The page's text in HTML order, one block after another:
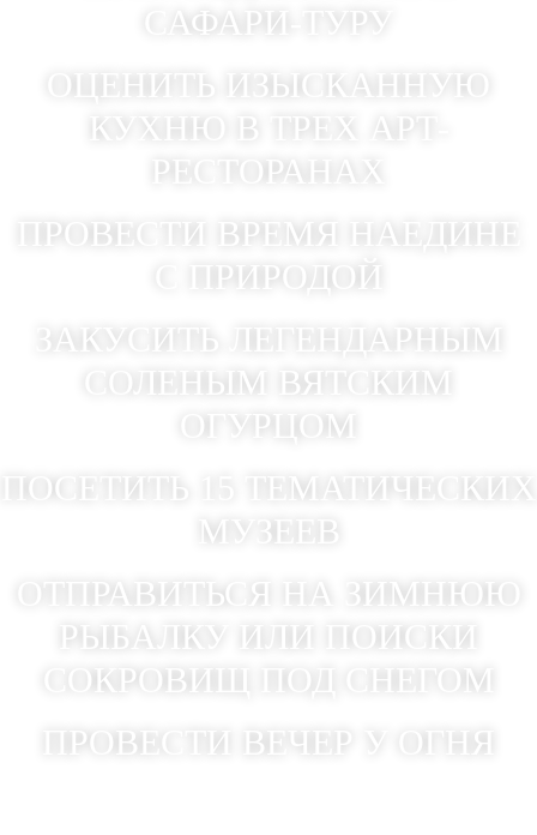
САФАРИ-ТУРУ
ОЦЕНИТЬ ИЗЫСКАННУЮ
КУХНЮ В ТРЕХ АРТ-
РЕСТОРАНАХ
ПРОВЕСТИ ВРЕМЯ НАЕДИНЕ
С ПРИРОДОЙ
ЗАКУСИТЬ ЛЕГЕНДАРНЫМ
СОЛЕНЫМ ВЯТСКИМ
ОГУРЦОМ
ПОСЕТИТЬ 15 ТЕМАТИЧЕСКИХ
МУЗЕЕВ
ОТПРАВИТЬСЯ НА ЗИМНЮЮ
РЫБАЛКУ ИЛИ ПОИСКИ
СОКРОВИЩ ПОД СНЕГОМ
ПРОВЕСТИ ВЕЧЕР У ОГНЯ